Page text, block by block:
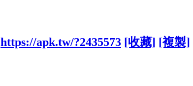
https://apk.tw/?2435573 [收藏] [複製]